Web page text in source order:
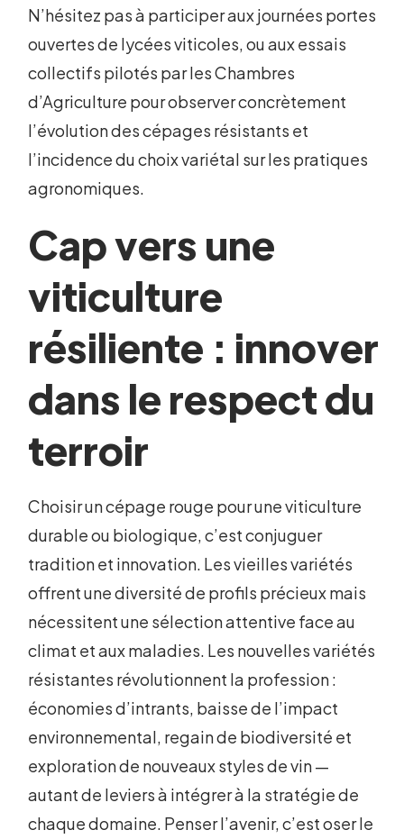
N’hésitez pas à participer aux journées portes
ouvertes de lycées viticoles, ou aux essais
collectifs pilotés par les Chambres
d’Agriculture pour observer concrètement
l’évolution des cépages résistants et
l’incidence du choix variétal sur les pratiques
agronomiques.
Cap vers une
viticulture
résiliente : innover
dans le respect du
terroir
Choisir un cépage rouge pour une viticulture
durable ou biologique, c’est conjuguer
tradition et innovation. Les vieilles variétés
offrent une diversité de profils précieux mais
nécessitent une sélection attentive face au
climat et aux maladies. Les nouvelles variétés
résistantes révolutionnent la profession :
économies d’intrants, baisse de l’impact
environnemental, regain de biodiversité et
exploration de nouveaux styles de vin —
autant de leviers à intégrer à la stratégie de
chaque domaine. Penser l’avenir, c’est oser le